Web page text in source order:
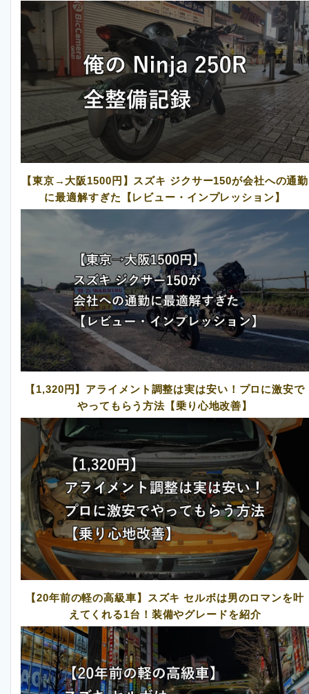
【東京→大阪1500円】スズキ ジクサー150が会社への通勤
に最適解すぎた【レビュー・インプレッション】
【1,320円】アライメント調整は実は安い！プロに激安で
やってもらう方法【乗り心地改善】
【20年前の軽の高級車】スズキ セルボは男のロマンを叶
えてくれる1台！装備やグレードを紹介